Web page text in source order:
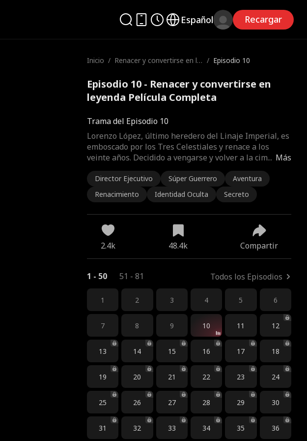
Español Recargar
Inicio / Renacer y convertirse en le
/ Episodio 10
Episodio 10 - Renacer y convertirse en
leyenda Película Completa
Trama del Episodio 10
Más
Lorenzo López, último heredero del Linaje Imperial, es
emboscado por los Tres Celestiales y renace a los
veinte años. Decidido a vengarse y volver a la cim...
Director Ejecutivo Súper Guerrero
Aventura
Renacimiento
Identidad Oculta Secreto
2.4k 48.4k Compartir
1 - 50 51 - 81 Todos los Episodios
1 2 3 4 5 6
7 8 9 10 11 12
13 14 15 16 17 18
19 20 21 22 23 24
25 26 27 28 29 30
31 32 33 34 35 36